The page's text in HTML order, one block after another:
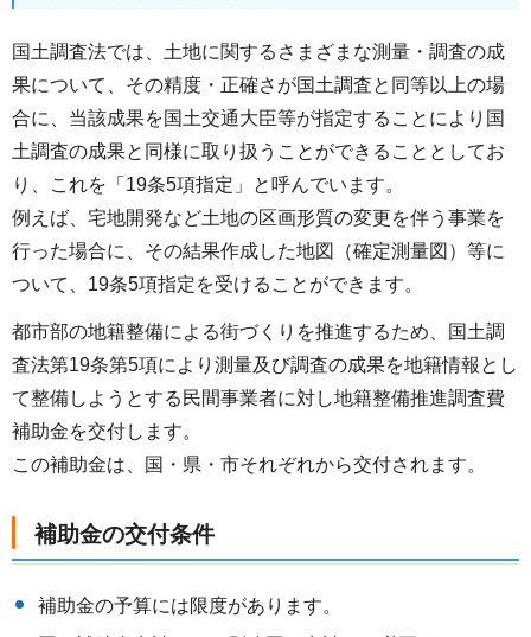
国土調査法では、土地に関するさまざまな測量・調査の成
果について、その精度・正確さが国土調査と同等以上の場
合に、当該成果を国土交通大臣等が指定することにより国
土調査の成果と同様に取り扱うことができることとしてお
り、これを「19条5項指定」と呼んでいます。
例えば、宅地開発など土地の区画形質の変更を伴う事業を
行った場合に、その結果作成した地図（確定測量図）等に
ついて、19条5項指定を受けることができます。
都市部の地籍整備による街づくりを推進するため、国土調
査法第19条第5項により測量及び調査の成果を地籍情報とし
て整備しようとする民間事業者に対し地籍整備推進調査費
補助金を交付します。
この補助金は、国・県・市それぞれから交付されます。
補助金の交付条件
補助金の予算には限度があります。